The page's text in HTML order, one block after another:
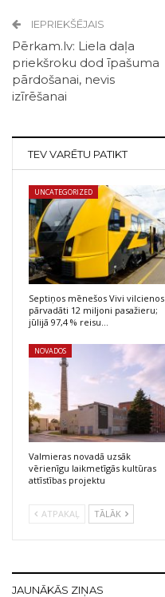
IEPRIEKŠĒJAIS
Pērkam.lv: Liela daļa
priekšroku dod īpašuma
pārdošanai, nevis
izīrēšanai
TEV VARĒTU PATIKT
UNCATEGORIZED
Septiņos mēnešos Vivi vilcienos
pārvadāti 12 miljoni pasažieru;
jūlijā 97,4 % reisu…
NOVADOS
Valmieras novadā uzsāk
vērienīgu laikmetīgās kultūras
attīstības projektu
ATPAKAĻ TĀLĀK
JAUNĀKĀS ZIŅAS